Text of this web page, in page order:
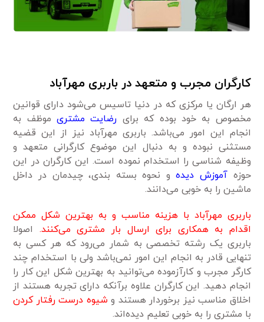
کارگران مجرب و متعهد در باربری مهرآباد
هر ارگان یا مرکزی که در دنیا تاسیس می‌شود دارای قوانین
مخصوص به خود بوده که برای رضایت مشتریموظف به
انجام این امور می‌باشد. باربری مهرآباد نیز از این قضیه
مستثنی نبوده و به دنبال این موضوع کارگرانی متعهد و
وظیفه شناسی را استخدام نموده است. این کارگران در این
حوزه آموزش دیدهو نحوه بسته بندی، چیدمان در داخل
ماشین را به خوبی می‌دانند.
باربری مهرآباد با هزینه مناسب و به بهترین شکل ممکن
اقدام به همکاری برای ارسال بار مشتری می‌کنند. اصولا
باربری یک رشته تخصصی به شمار می‌رود که هر کسی به
تنهایی قادر به انجام این امور نمی‌باشد ولی با استخدام چند
کارگر مجرب و کارآزموده می‌توانید به بهترین شکل این کار را
انجام دهید. این کارگران علاوه برآنکه دارای تجربه هستند از
اخلاق مناسب نیز برخوردار هستند و شیوه درست رفتار کردن
با مشتری را به خوبی تعلیم دیده‌اند.